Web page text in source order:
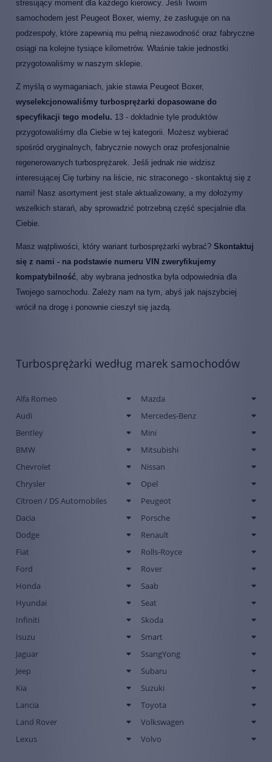
stresujący moment dla każdego kierowcy. Jeśli Twoim
samochodem jest Peugeot Boxer, wiemy, że zasługuje on na
podzespoły, które zapewnią mu pełną niezawodność oraz fabryczne
osiągi na kolejne tysiące kilometrów. Właśnie takie jednostki
przygotowaliśmy w naszym sklepie.
Z myślą o wymaganiach, jakie stawia Peugeot Boxer,
wyselekcjonowaliśmy turbosprężarki dopasowane do
specyfikacji tego modelu. 13 - dokładnie tyle produktów
przygotowaliśmy dla Ciebie w tej kategorii. Możesz wybierać
spośród oryginalnych, fabrycznie nowych oraz profesjonalnie
regenerowanych turbosprężarek. Jeśli jednak nie widzisz
interesującej Cię turbiny na liście, nic straconego - skontaktuj się z
nami! Nasz asortyment jest stale aktualizowany, a my dołożymy
wszelkich starań, aby sprowadzić potrzebną część specjalnie dla
Ciebie.
Masz wątpliwości, który wariant turbosprężarki wybrać? Skontaktuj
się z nami - na podstawie numeru VIN zweryfikujemy
kompatybilność, aby wybrana jednostka była odpowiednia dla
Twojego samochodu. Zależy nam na tym, abyś jak najszybciej
wrócił na drogę i ponownie cieszył się jazdą.
Turbosprężarki według marek samochodów
Alfa Romeo
Audi
Bentley
BMW
Chevrolet
Chrysler
Citroen / DS Automobiles
Dacia
Dodge
Fiat
Ford
Honda
Hyundai
Infiniti
Isuzu
Jaguar
Jeep
Kia
Lancia
Land Rover
Lexus
Mazda
Mercedes-Benz
Mini
Mitsubishi
Nissan
Opel
Peugeot
Porsche
Renault
Rolls-Royce
Rover
Saab
Seat
Skoda
Smart
SsangYong
Subaru
Suzuki
Toyota
Volkswagen
Volvo